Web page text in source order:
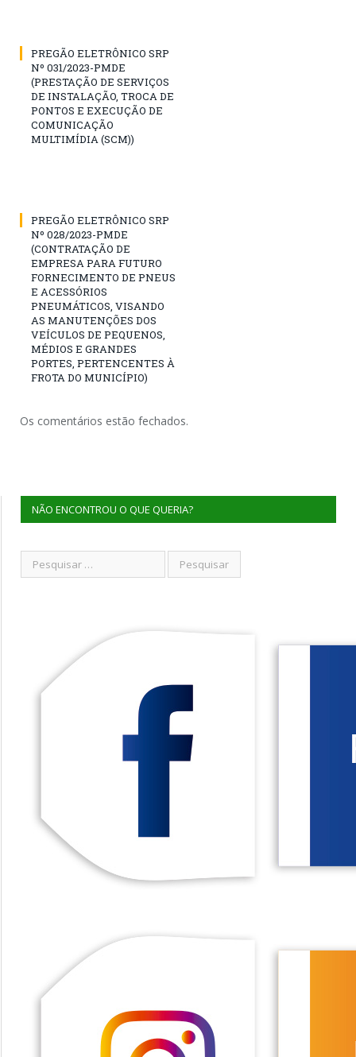
PREGÃO ELETRÔNICO SRP
Nº 031/2023-PMDE
(PRESTAÇÃO DE SERVIÇOS
DE INSTALAÇÃO, TROCA DE
PONTOS E EXECUÇÃO DE
COMUNICAÇÃO
MULTIMÍDIA (SCM))
PREGÃO ELETRÔNICO SRP
Nº 028/2023-PMDE
(CONTRATAÇÃO DE
EMPRESA PARA FUTURO
FORNECIMENTO DE PNEUS
E ACESSÓRIOS
PNEUMÁTICOS, VISANDO
AS MANUTENÇÕES DOS
VEÍCULOS DE PEQUENOS,
MÉDIOS E GRANDES
PORTES, PERTENCENTES À
FROTA DO MUNICÍPIO)
Os comentários estão fechados.
NÃO ENCONTROU O QUE QUERIA?